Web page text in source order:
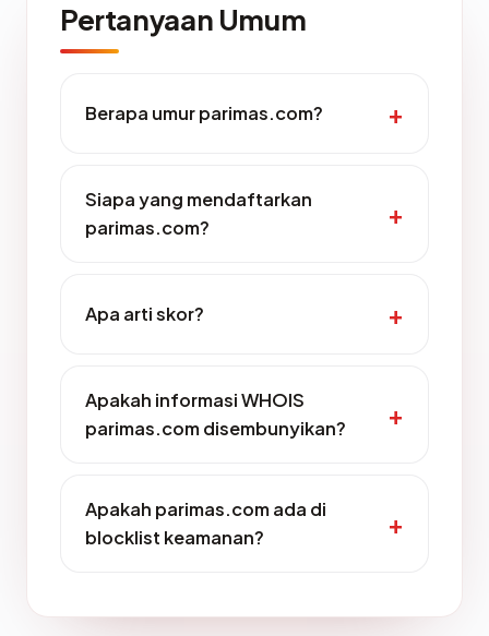
Pertanyaan Umum
Berapa umur parimas.com?
Siapa yang mendaftarkan
parimas.com?
Apa arti skor?
Apakah informasi WHOIS
parimas.com disembunyikan?
Apakah parimas.com ada di
blocklist keamanan?